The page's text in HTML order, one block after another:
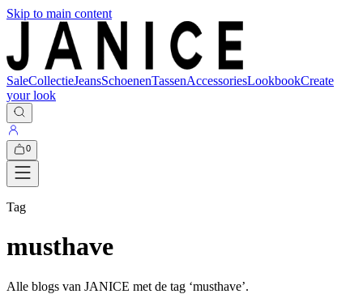
Skip to main content
SaleCollectieJeansSchoenenTassenAccessoriesLookbookCreate
your look
0
Tag
musthave
Alle blogs van JANICE met de tag ‘musthave’.